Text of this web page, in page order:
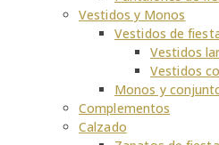
Vestidos y Monos
Vestidos de
Vestidos
Vestidos
Monos y
Complementos
Calzado